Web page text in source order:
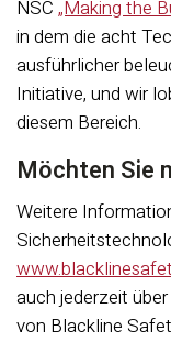
NSC „Making the
in dem die acht
ausführlicher
Initiative, und wir
diesem Bereich.
Möchten Sie
Weitere
auch jederzeit
von Blackline